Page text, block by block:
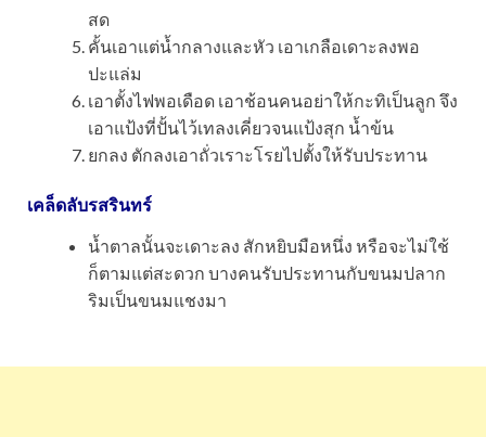
สด
คั้นเอาแต่น้ำกลางและหัว เอาเกลือเดาะลงพอ
ปะแล่ม
เอาตั้งไฟพอเดือด เอาช้อนคนอย่าให้กะทิเป็นลูก จึง
เอาแป้งที่ปั้นไว้เทลงเคี่ยวจนแป้งสุก น้ำข้น
ยกลง ตักลงเอาถั่วเราะโรยไปตั้งให้รับประทาน
เคล็ดลับรสรินทร์
น้ำตาลนั้นจะเดาะลง สักหยิบมือหนึ่ง หรือจะไม่ใช้
ก็ตามแต่สะดวก บางคนรับประทานกับขนมปลาก
ริมเป็นขนมแชงมา